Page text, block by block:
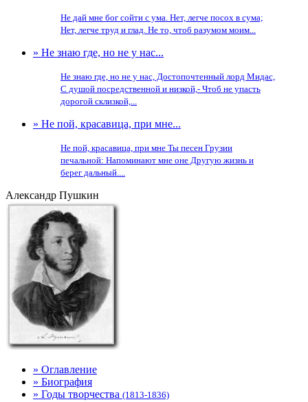
Не дай мне бог сойти с ума. Нет, легче посох в сума;
Нет, легче труд и глад. Не то, чтоб разумом моим...
» Не знаю где, но не у нас...
Не знаю где, но не у нас, Достопочтенный лорд Мидас,
С душой посредственной и низкой,- Чтоб не упасть
дорогой склизкой,...
» Не пой, красавица, при мне...
Не пой, красавица, при мне Ты песен Грузии
печальной: Напоминают мне оне Другую жизнь и
берег дальный....
Александр Пушкин
» Оглавление
» Биография
» Годы творчества (1813-1836)